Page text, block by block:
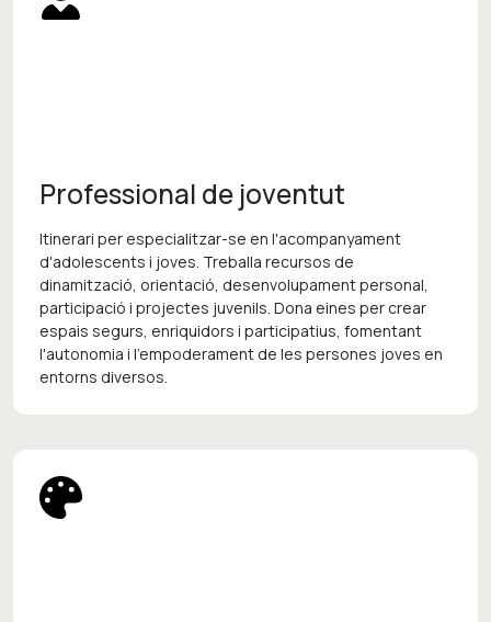
Professional de joventut
Itinerari per especialitzar-se en l'acompanyament
d'adolescents i joves. Treballa recursos de
dinamització, orientació, desenvolupament personal,
participació i projectes juvenils. Dona eines per crear
espais segurs, enriquidors i participatius, fomentant
l'autonomia i l'empoderament de les persones joves en
entorns diversos.